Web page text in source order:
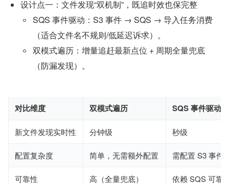
设计点一：文件发现“双机制”，既追时效也保完整
SQS 事件驱动：S3 事件 → SQS → 导入任务消费
（适合文件名不规则/低延迟诉求）。
双模式遍历：增量追赶最新点位 + 周期全量兜底
（防漏发现）。
对比维度 双模式遍历 SQS 事件驱动
新文件发现实时性 分钟级 秒级
配置复杂度 简单，无需额外配置 需配置 S3 事件
可靠性 高（全量兜底） 依赖 SQS 可靠